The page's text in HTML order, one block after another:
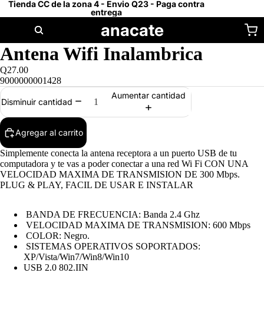
Tienda CC de la zona 4 - Envio Q23 - Paga contra
entrega
anacate
Antena Wifi Inalambrica
Q27.00
9000000001428
Disminuir cantidad
Aumentar cantidad
Agregar al carrito
Simplemente conecta la antena receptora a un puerto USB de tu
computadora y te vas a poder conectar a una red Wi Fi CON UNA
VELOCIDAD MAXIMA DE TRANSMISION DE 300 Mbps.
PLUG & PLAY, FACIL DE USAR E INSTALAR
BANDA DE FRECUENCIA: Banda 2.4 Ghz
VELOCIDAD MAXIMA DE TRANSMISION: 600 Mbps
COLOR: Negro.
SISTEMAS OPERATIVOS SOPORTADOS:
XP/Vista/Win7/Win8/Win10
USB 2.0 802.IIN